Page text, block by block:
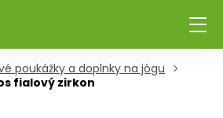
poukážky a doplnky na jógu
fialový zirkon